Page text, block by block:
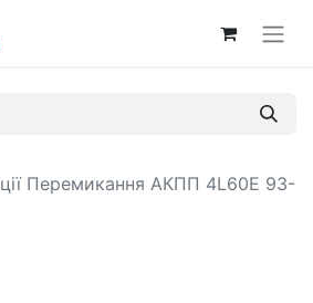
Перемикання АКПП 4L60E 93-